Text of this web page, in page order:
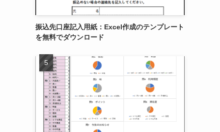
振込先口座記入用紙：Excel作成のテンプレート
を無料でダウンロード